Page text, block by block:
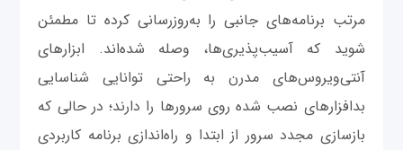
مرتب برنامه‌های جانبی را به‌روزرسانی کرده تا مطمئن
شوید که آسیب‌پذیری‌ها، وصله شده‌اند. ابزارهای
آنتی‌ویروس‌های مدرن به راحتی توانایی شناسایی
بدافزارهای نصب شده روی سرور‌ها را دارند؛ در حالی که
بازسازی مجدد سرور از ابتدا و راه‌اندازی برنامه کاربردی